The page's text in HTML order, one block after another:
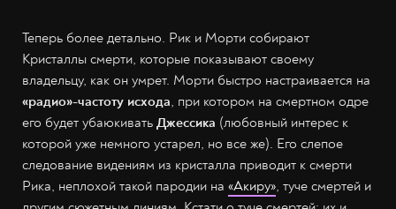
Теперь более детально. Рик и Морти собирают
Кристаллы смерти, которые показывают своему
владельцу, как он умрет. Морти быстро настраивается на
«радио»-частоту исхода, при котором на смертном одре
его будет убаюкивать Джессика (любовный интерес к
которой уже немного устарел, но все же). Его слепое
следование видениям из кристалла приводит к смерти
Рика, неплохой такой пародии на «Акиру», туче смертей и